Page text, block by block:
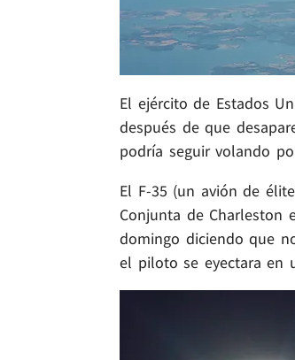
El ejército de Estados
después de que
podría seguir volando
El F-35 (un avión de
Conjunta de Charleston
domingo diciendo que
el piloto se eyectara en